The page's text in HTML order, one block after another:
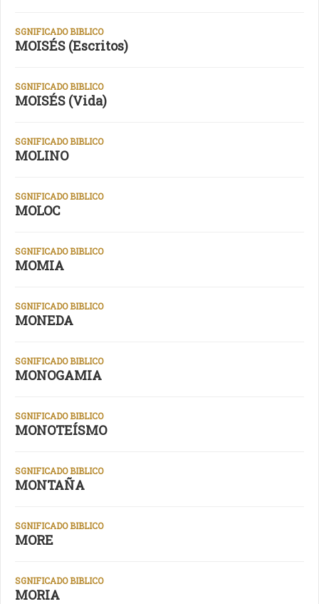
SGNIFICADO BIBLICO
MOISÉS (Escritos)
SGNIFICADO BIBLICO
MOISÉS (Vida)
SGNIFICADO BIBLICO
MOLINO
SGNIFICADO BIBLICO
MOLOC
SGNIFICADO BIBLICO
MOMIA
SGNIFICADO BIBLICO
MONEDA
SGNIFICADO BIBLICO
MONOGAMIA
SGNIFICADO BIBLICO
MONOTEÍSMO
SGNIFICADO BIBLICO
MONTAÑA
SGNIFICADO BIBLICO
MORE
SGNIFICADO BIBLICO
MORIA